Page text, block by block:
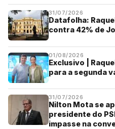
31/07/2026
Datafolha:
contra 42% de
01/08/2026
Exclusivo |
para a segunda
31/07/2026
Nilton Mota se
presidente do
impasse na